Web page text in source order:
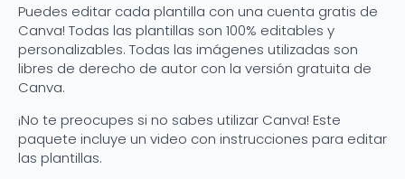
Puedes editar cada plantilla con una cuenta gratis de
Canva! Todas las plantillas son 100% editables y
personalizables. Todas las imágenes utilizadas son
libres de derecho de autor con la versión gratuita de
Canva.
¡No te preocupes si no sabes utilizar Canva! Este
paquete incluye un video con instrucciones para editar
las plantillas.